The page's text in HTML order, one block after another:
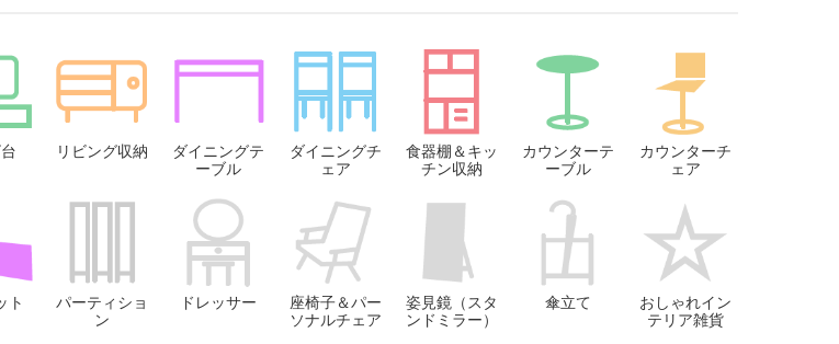
リビング収納
ダイニングテ
ーブル
ダイニングチ
ェア
食器棚＆キッ
チン収納
カウンターテ
ーブル
カウンターチ
ェア
ト
パーティショ
ン
ドレッサー
座椅子＆パー
ソナルチェア
姿見鏡（スタ
ンドミラー）
傘立て
おしゃれイン
テリア雑貨